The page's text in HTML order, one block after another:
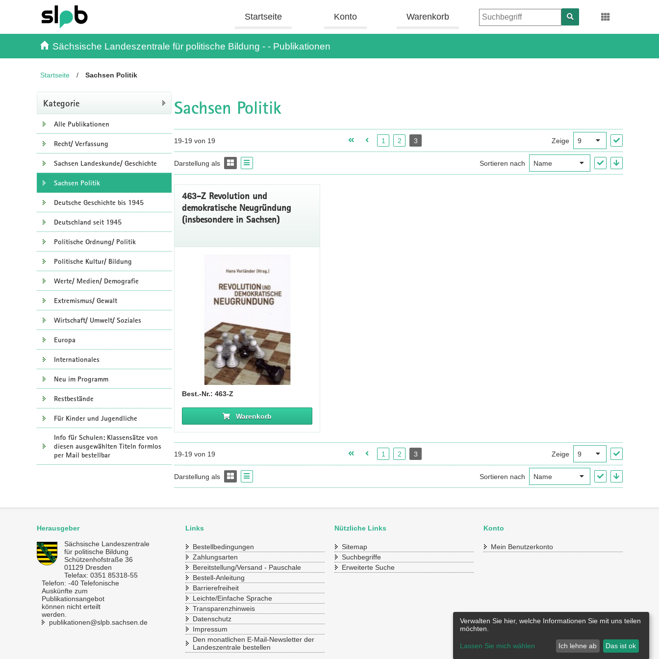
Inhalt
Kundenmenü
Suche
Servicemenü Startseite Konto Warenkorb
Sächsische Landeszentrale für politische Bildung - - Publikationen
Startseite / Sachsen Politik
Kategorie
Alle Publikationen
Recht/ Verfassung
Sachsen Landeskunde/ Geschichte
Sachsen Politik
Deutsche Geschichte bis 1945
Deutschland seit 1945
Politische Ordnung/ Politik
Politische Kultur/ Bildung
Werte/ Medien/ Demografie
Extremismus/ Gewalt
Wirtschaft/ Umwelt/ Soziales
Europa
Internationales
Neu im Programm
Restbestände
Für Kinder und Jugendliche
Info für Schulen: Klassensätze von
diesen ausgewählten Titeln formlos
per Mail bestellbar
Sachsen Politik
19-19 von 19 1 2 3 Zeige
Darstellung als Sortieren nach
463-Z Revolution und
demokratische Neugründung
(insbesondere in Sachsen)
Best.-Nr.: 463-Z
Warenkorb
19-19 von 19 1 2 3 Zeige
Darstellung als Sortieren nach
Herausgeber
Sächsische Landeszentrale
für politische Bildung
Schützenhofstraße 36
01129 Dresden
Telefax: 0351 85318-55
Telefon: -40 Telefonische
Auskünfte zum
Publikationsangebot
können nicht erteilt
werden.
publikationen@slpb.sachsen.de
Links
Bestellbedingungen
Zahlungsarten
Bereitstellung/Versand - Pauschale
Bestell-Anleitung
Barrierefreiheit
Leichte/Einfache Sprache
Transparenzhinweis
Datenschutz
Impressum
Den monatlichen E-Mail-Newsletter der
Landeszentrale bestellen
Nützliche Links
Sitemap
Suchbegriffe
Erweiterte Suche
Konto
Mein Benutzerkonto
Verwalten Sie hier, welche Informationen Sie mit uns teilen
möchten.
Lassen Sie mich wählen Ich lehne ab Das ist ok